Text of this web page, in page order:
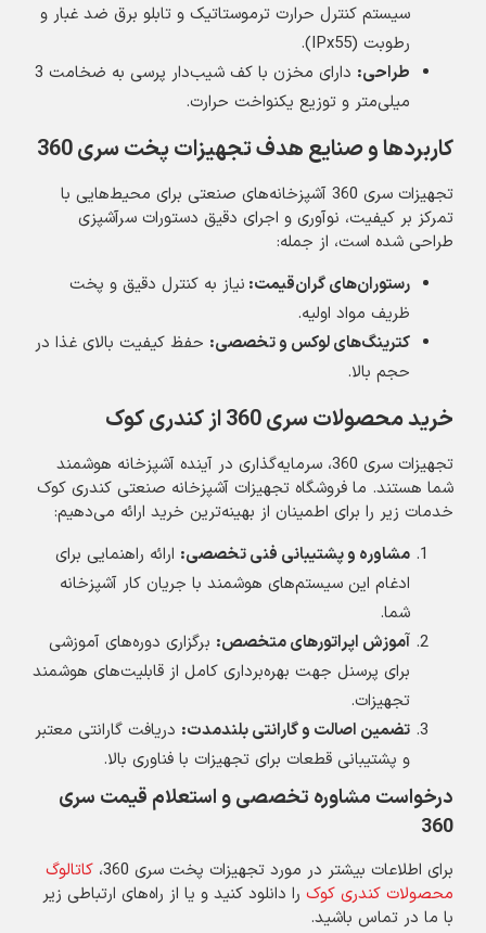
سیستم کنترل حرارت ترموستاتیک و تابلو برق ضد غبار و
رطوبت (IPx55).
طراحی:
دارای مخزن با کف شیب‌دار پرسی به ضخامت 3
میلی‌متر و توزیع یکنواخت حرارت.
کاربردها و صنایع هدف تجهیزات پخت سری 360
تجهیزات سری 360 آشپزخانه‌های صنعتی برای محیط‌هایی با
تمرکز بر کیفیت، نوآوری و اجرای دقیق دستورات سرآشپزی
طراحی شده است، از جمله:
رستوران‌های گران‌قیمت: نیاز به کنترل دقیق و پخت
ظریف مواد اولیه.
کترینگ‌های لوکس و تخصصی: حفظ کیفیت بالای غذا در
حجم بالا.
خرید محصولات سری 360 از کندری کوک
تجهیزات سری 360، سرمایه‌گذاری در آینده آشپزخانه هوشمند
شما هستند. ما فروشگاه تجهیزات آشپزخانه صنعتی کندری کوک
خدمات زیر را برای اطمینان از بهینه‌ترین خرید ارائه می‌دهیم:
مشاوره و پشتیبانی فنی تخصصی: ارائه راهنمایی برای
ادغام این سیستم‌های هوشمند با جریان کار آشپزخانه
شما.
آموزش اپراتورهای متخصص: برگزاری دوره‌های آموزشی
برای پرسنل جهت بهره‌برداری کامل از قابلیت‌های هوشمند
تجهیزات.
تضمین اصالت و گارانتی بلندمدت: دریافت گارانتی معتبر
و پشتیبانی قطعات برای تجهیزات با فناوری بالا.
درخواست مشاوره تخصصی و استعلام قیمت سری
360
برای اطلاعات بیشتر در مورد تجهیزات پخت سری 360،
کاتالوگ
محصولات کندری کوک را دانلود کنید و یا از راه‌های ارتباطی زیر
با ما در تماس باشید.